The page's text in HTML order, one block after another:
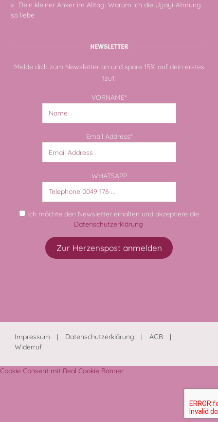
Dein kleiner Anker im Alltag: Warum ich die Ujjayi-Atmung
so liebe
NEWSLETTER
Melde dich zum Newsletter an und spare 15% auf dein erstes
1zu1.
VORNAME*
Email Address*
WHATSAPP
Ich möchte den Newsletter erhalten und akzeptiere die
Datenschutzerklärung.
Impressum Datenschutzerklärung
AGB
Widerruf
Cookie Consent mit Real Cookie Banner